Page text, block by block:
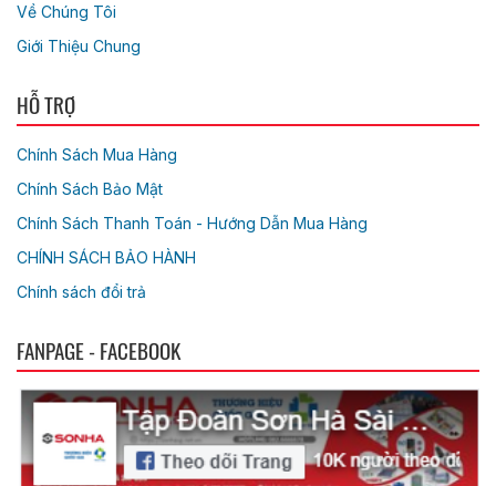
Về Chúng Tôi
Giới Thiệu Chung
HỖ TRỢ
Chính Sách Mua Hàng
Chính Sách Bảo Mật
Chính Sách Thanh Toán - Hướng Dẫn Mua Hàng
CHÍNH SÁCH BẢO HÀNH
Chính sách đổi trả
FANPAGE - FACEBOOK